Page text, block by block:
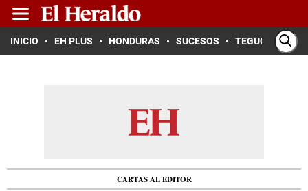
INICIO EH PLUS HONDURAS SUCESOS TEGUCIGALPA
CARTAS AL EDITOR